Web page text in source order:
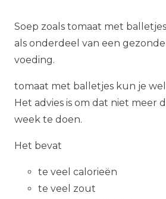
Soep zoals tomaat met
als onderdeel van een
voeding.
tomaat met balletjes kun je
Het advies is om dat niet meer
week te doen.
Het bevat
te veel calorieën
te veel zout